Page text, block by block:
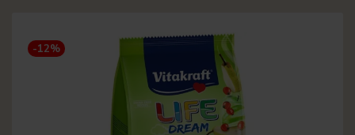
-12%